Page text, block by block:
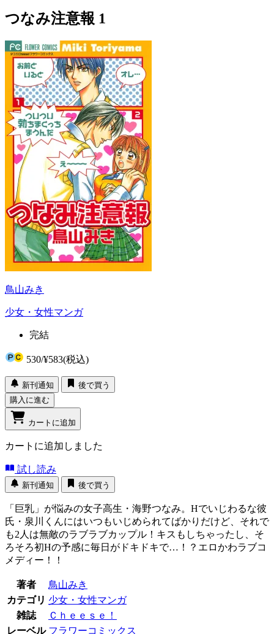
つなみ注意報 1
鳥山みき
少女・女性マンガ
完結
530/¥583(税込)
新刊通知
後で買う
購入に進む
カートに追加
カートに追加しました
試し読み
新刊通知 後で買う
「巨乳」が悩みの女子高生・海野つなみ。Hでいじわるな彼
氏・泉川くんにはいつもいじめられてばかりだけど、それで
も2人は無敵のラブラブカップル！キスもしちゃったし、そ
ろそろ初Hの予感に毎日がドキドキで…！？エロかわラブコ
メディー！！
著者
鳥山みき
カテゴリ 少女・女性マンガ
雑誌
Ｃｈｅｅｓｅ！
レーベル フラワーコミックス